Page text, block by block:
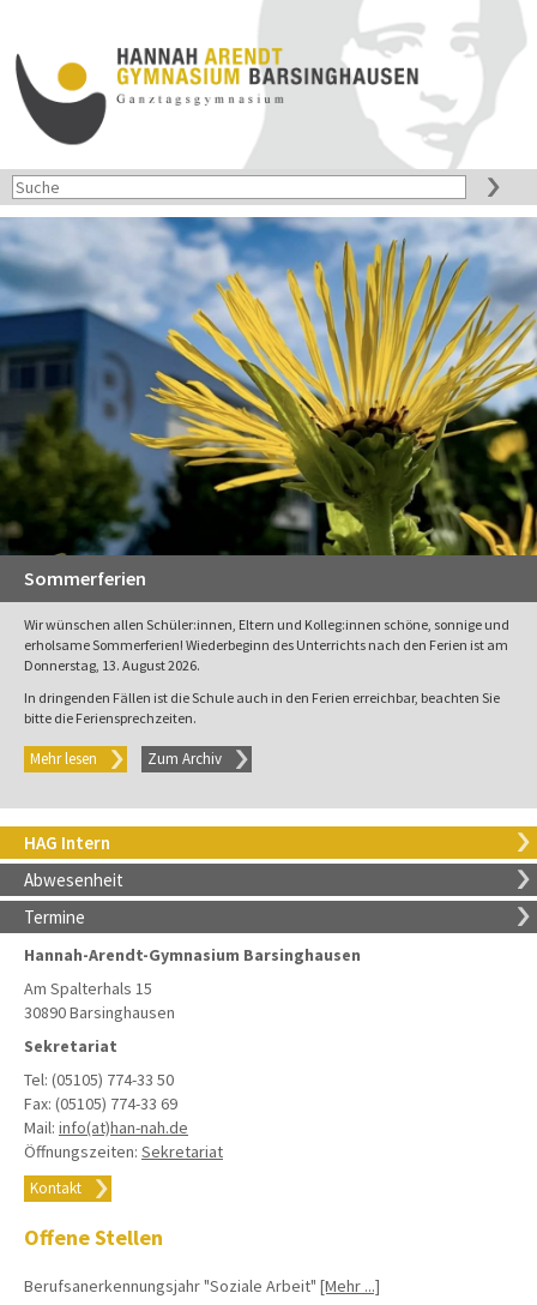
Sommerferien
Wir wünschen allen Schüler:innen, Eltern und Kolleg:innen schöne, sonnige und
erholsame Sommerferien! Wiederbeginn des Unterrichts nach den Ferien ist am
Donnerstag, 13. August 2026.
In dringenden Fällen ist die Schule auch in den Ferien erreichbar, beachten Sie
bitte die Feriensprechzeiten.
Mehr lesen Zum Archiv
HAG Intern
Abwesenheit
Termine
Hannah-Arendt-Gymnasium Barsinghausen
Am Spalterhals 15
30890 Barsinghausen
Sekretariat
Tel: (05105) 774-33 50
Fax: (05105) 774-33 69
Mail: info(at)han-nah.de
Öffnungszeiten: Sekretariat
Kontakt
Offene Stellen
Berufsanerkennungsjahr "Soziale Arbeit" [Mehr ...]